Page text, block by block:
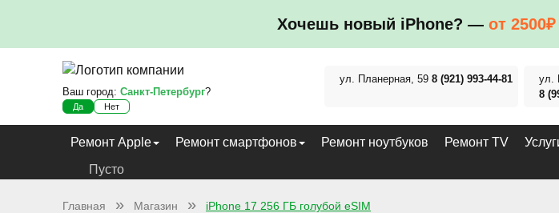
Хочешь новый iPhone? — от
Ваш город: Санкт-Петербург?
Да Нет
ул. Планерная, 59 8 (921) 993-44-81
ул.
8
Ремонт Apple Ремонт смартфонов Ремонт ноутбуков Ремонт TV
Пусто
Главная Магазин iPhone 17 256 ГБ голубой eSIM